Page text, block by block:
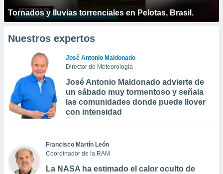
Tornados y lluvias torrenciales en Pelotas, Brasil.
Nuestros expertos
José Antonio Maldonado
Director de Meteorología
José Antonio Maldonado advierte de
un sábado muy tormentoso y señala
las comunidades donde puede llover
con intensidad
Francisco Martín León
Coordinador de la RAM
La NASA ha estimado el calor oculto de